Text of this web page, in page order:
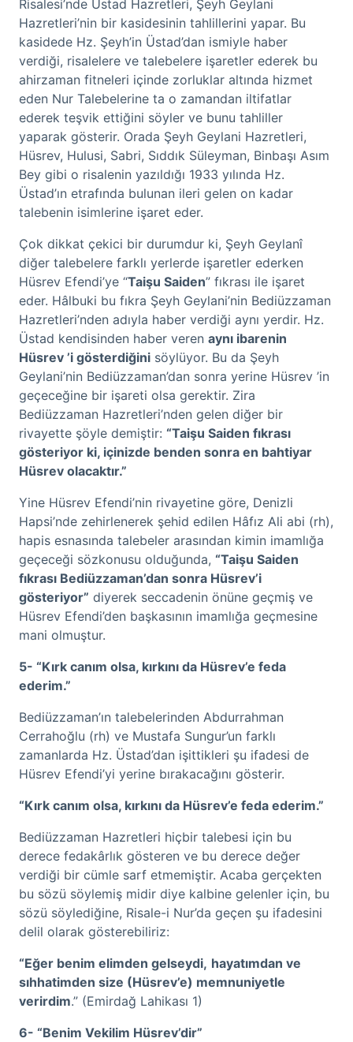
Risalesi’nde Üstad Hazretleri, Şeyh Geylani
Hazretleri’nin bir kasidesinin tahlillerini yapar. Bu
kasidede Hz. Şeyh’in Üstad’dan ismiyle haber
verdiği, risalelere ve talebelere işaretler ederek bu
ahirzaman fitneleri içinde zorluklar altında hizmet
eden Nur Talebelerine ta o zamandan iltifatlar
ederek teşvik ettiğini söyler ve bunu tahliller
yaparak gösterir. Orada Şeyh Geylani Hazretleri,
Hüsrev, Hulusi, Sabri, Sıddık Süleyman, Binbaşı Asım
Bey gibi o risalenin yazıldığı 1933 yılında Hz.
Üstad’ın etrafında bulunan ileri gelen on kadar
talebenin isimlerine işaret eder.
Çok dikkat çekici bir durumdur ki, Şeyh Geylanî
diğer talebelere farklı yerlerde işaretler ederken
Hüsrev Efendi’ye “Taişu Saiden” fıkrası ile işaret
eder. Hâlbuki bu fıkra Şeyh Geylani’nin Bediüzzaman
Hazretleri’nden adıyla haber verdiği aynı yerdir. Hz.
Üstad kendisinden haber veren aynı ibarenin
Hüsrev ’i gösterdiğini söylüyor. Bu da Şeyh
Geylani’nin Bediüzzaman’dan sonra yerine Hüsrev ’in
geçeceğine bir işareti olsa gerektir. Zira
Bediüzzaman Hazretleri’nden gelen diğer bir
rivayette şöyle demiştir: “Taişu Saiden fıkrası
gösteriyor ki, içinizde benden sonra en bahtiyar
Hüsrev olacaktır.”
Yine Hüsrev Efendi’nin rivayetine göre, Denizli
Hapsi’nde zehirlenerek şehid edilen Hâfız Ali abi (rh),
hapis esnasında talebeler arasından kimin imamlığa
geçeceği sözkonusu olduğunda, “Taişu Saiden
fıkrası Bediüzzaman’dan sonra Hüsrev’i
gösteriyor” diyerek seccadenin önüne geçmiş ve
Hüsrev Efendi’den başkasının imamlığa geçmesine
mani olmuştur.
5- “Kırk canım olsa, kırkını da Hüsrev’e feda
ederim.”
Bediüzzaman’ın talebelerinden Abdurrahman
Cerrahoğlu (rh) ve Mustafa Sungur’un farklı
zamanlarda Hz. Üstad’dan işittikleri şu ifadesi de
Hüsrev Efendi’yi yerine bırakacağını gösterir.
“Kırk canım olsa, kırkını da Hüsrev’e feda ederim.”
Bediüzzaman Hazretleri hiçbir talebesi için bu
derece fedakârlık gösteren ve bu derece değer
verdiği bir cümle sarf etmemiştir. Acaba gerçekten
bu sözü söylemiş midir diye kalbine gelenler için, bu
sözü söylediğine, Risale-i Nur’da geçen şu ifadesini
delil olarak gösterebiliriz:
“Eğer benim elimden gelseydi, hayatımdan ve
sıhhatimden size (Hüsrev’e) memnuniyetle
verirdim.” (Emirdağ Lahikası 1)
6- “Benim Vekilim Hüsrev’dir”